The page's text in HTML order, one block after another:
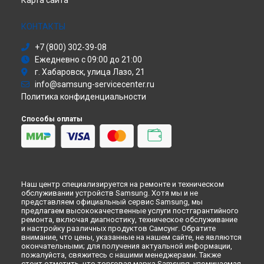
Ремонт фотоаппарата WB800F Samsung в
Петербурге
Моноблок
Атс
Смарт-часы
Варочная панель
Посудомоечная машина
Морозильная камера
Кондиционер
Духовой шкаф
Вытяжка
КОНТАКТЫ
+7 (800) 302-39-08
Ежедневно с 09:00 до 21:00
г. Хабаровск, улица Лазо, 21
info@samsung-servicecenter.ru
Политика конфиденциальности
Способы оплаты
Наш центр специализируется на ремонте и техническом
обслуживании устройств Samsung. Хотя мы и не
представляем официальный сервис Samsung, мы
предлагаем высококачественные услуги постгарантийного
ремонта, включая диагностику, техническое обслуживание
и настройку различных продуктов Самсунг. Обратите
внимание, что цены, указанные на нашем сайте, не являются
окончательными; для получения актуальной информации,
пожалуйста, свяжитесь с нашими менеджерами. Также